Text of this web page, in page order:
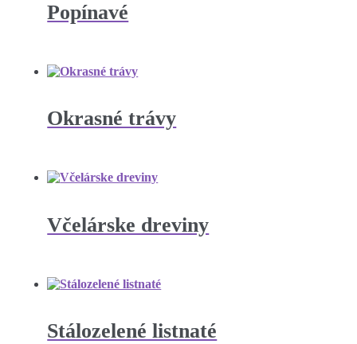
Popínavé
Okrasné trávy
Včelárske dreviny
Stálozelené listnaté